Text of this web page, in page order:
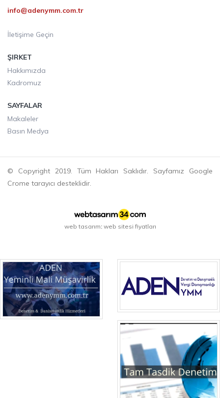
info@adenymm.com.tr
İletişime Geçin
ŞIRKET
Hakkımızda
Kadromuz
SAYFALAR
Makaleler
Basın Medya
© Copyright 2019. Tüm Hakları Saklıdır. Sayfamız Google
Crome tarayıcı desteklidir.
web tasarım web sitesi fiyatları